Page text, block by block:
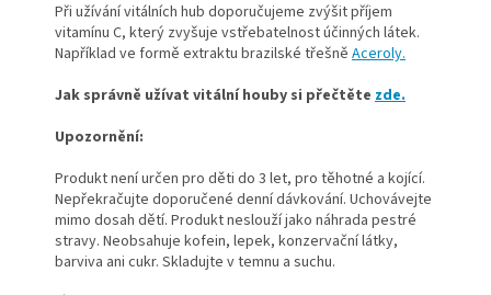
Při užívání vitálních hub doporučujeme zvýšit příjem
vitamínu C, který zvyšuje vstřebatelnost účinných látek.
Například ve formě extraktu brazilské třešně Aceroly.
Jak správně užívat vitální houby si přečtěte zde.
Upozornění:
Produkt není určen pro děti do 3 let, pro těhotné a kojící.
Nepřekračujte doporučené denní dávkování. Uchovávejte
mimo dosah dětí. Produkt neslouží jako náhrada pestré
stravy. Neobsahuje kofein, lepek, konzervační látky,
barviva ani cukr. Skladujte v temnu a suchu.